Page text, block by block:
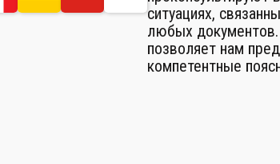
ситуациях,
любых
позволяет нам
компетентные